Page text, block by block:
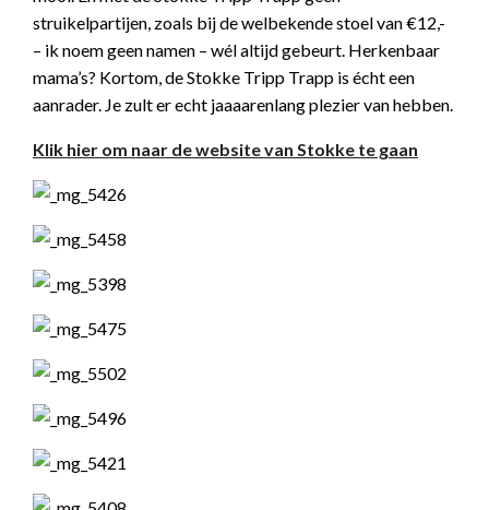
struikelpartijen, zoals bij de welbekende stoel van €12,-
– ik noem geen namen – wél altijd gebeurt. Herkenbaar
mama’s? Kortom, de Stokke Tripp Trapp is écht een
aanrader. Je zult er echt jaaaarenlang plezier van hebben.
Klik hier om naar de website van Stokke te gaan